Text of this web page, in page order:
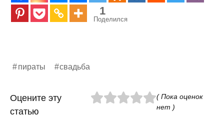
1
Поделился
пираты свадьба
Оцените эту
статью
( Пока оценок
нет )